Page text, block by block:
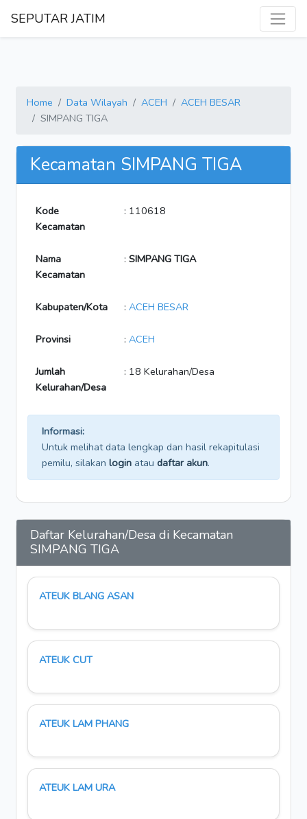
SEPUTAR JATIM
Home Data Wilayah ACEH
ACEH BESAR
SIMPANG TIGA
Kecamatan SIMPANG TIGA
Kode
Kecamatan
: 110618
Nama
Kecamatan
: SIMPANG TIGA
Kabupaten/Kota : ACEH BESAR
Provinsi : ACEH
Jumlah
Kelurahan/Desa
: 18 Kelurahan/Desa
Informasi:
Untuk melihat data lengkap dan hasil rekapitulasi
pemilu, silakan login atau daftar akun.
Daftar Kelurahan/Desa di Kecamatan
SIMPANG TIGA
ATEUK BLANG ASAN
ATEUK CUT
ATEUK LAM PHANG
ATEUK LAM URA